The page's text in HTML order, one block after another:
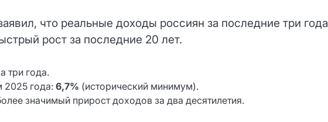
что реальные доходы россиян за последние три года
рост за последние 20 лет.
три года.
2025 года:6,7% (исторический минимум).
значимый прирост доходов за два десятилетия.